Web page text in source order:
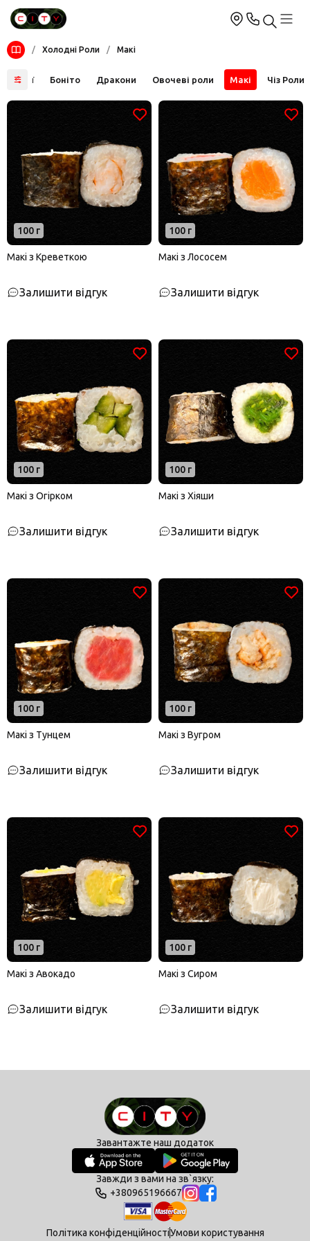
Боніто Дракони Овочеві роли Макі Чіз Роли
/ Холодні Роли / Макі
100 г
Макі з Креветкою
Залишити відгук
100 г
Макі з Лососем
Залишити відгук
100 г
Макі з Огірком
Залишити відгук
100 г
Макі з Хіяши
Залишити відгук
100 г
Макі з Тунцем
Залишити відгук
100 г
Макі з Вугром
Залишити відгук
100 г
Макі з Авокадо
Залишити відгук
100 г
Макі з Сиром
Залишити відгук
Завантажте наш додаток
Завжди з вами на зв`язку:
+380965196667
Політика конфіденційностіУмови користування